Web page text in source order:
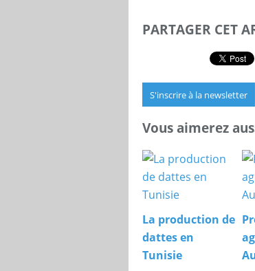
PARTAGER CET
S'inscrire à la newsletter
Vous aimerez
La production de
dattes en
Tunisie